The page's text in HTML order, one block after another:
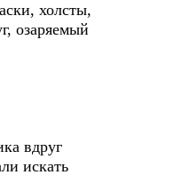
холсты,
озаряемый
вдруг
искать